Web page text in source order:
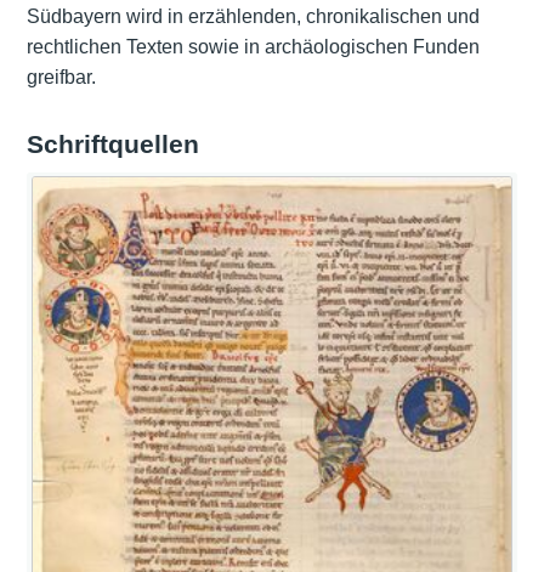
Südbayern wird in erzählenden, chronikalischen und
rechtlichen Texten sowie in archäologischen Funden
greifbar.
Schriftquellen